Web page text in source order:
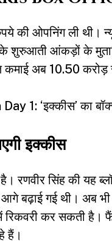
की ओपनिंग ली थी।
शुरुआती आंकड़ों के
अब 10.50 करोड़
1: ‘इक्कीस’ का
इक्कीस
रणवीर सिंह की यह
बढ़ाई गई थी। अब
रिकवरी कर सकती
हैं।